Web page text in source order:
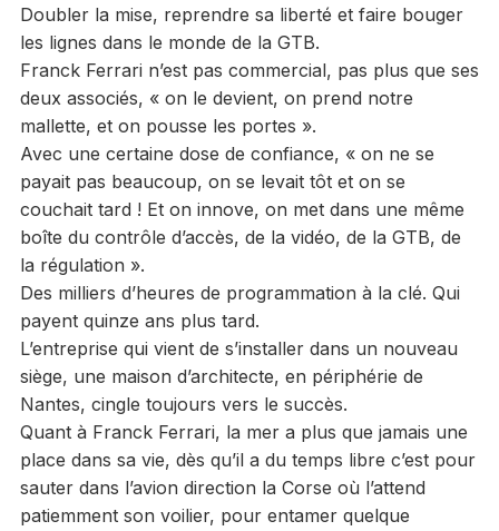
Doubler la mise, reprendre sa liberté et faire bouger
les lignes dans le monde de la GTB.
Franck Ferrari n’est pas commercial, pas plus que ses
deux associés, « on le devient, on prend notre
mallette, et on pousse les portes ».
Avec une certaine dose de confiance, « on ne se
payait pas beaucoup, on se levait tôt et on se
couchait tard ! Et on innove, on met dans une même
boîte du contrôle d’accès, de la vidéo, de la GTB, de
la régulation ».
Des milliers d’heures de programmation à la clé. Qui
payent quinze ans plus tard.
L’entreprise qui vient de s’installer dans un nouveau
siège, une maison d’architecte, en périphérie de
Nantes, cingle toujours vers le succès.
Quant à Franck Ferrari, la mer a plus que jamais une
place dans sa vie, dès qu’il a du temps libre c’est pour
sauter dans l’avion direction la Corse où l’attend
patiemment son voilier, pour entamer quelque